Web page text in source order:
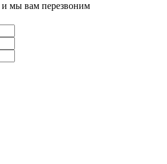
мы вам перезвоним